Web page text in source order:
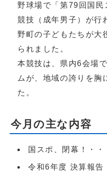
野球場で「第79回国
競技（成年男子）が行
野町の子どもたちが大
られました。
本競技は、県内6会場
ムが、地域の誇りを胸
た。
今月の主な内容
国スポ、閉幕！・
令和6年度 決算報告